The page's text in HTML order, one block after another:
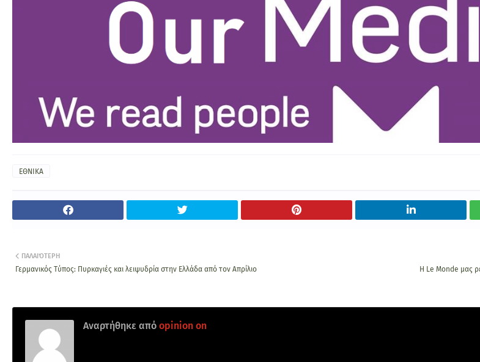
ΕΘΝΙΚΑ
Η Le Monde μας
ΠΑΛΑΙΌΤΕΡΗ
Γερμανικός Τύπος: Πυρκαγιές και λειψυδρία στην Ελλάδα από τον Απρίλιο
Αναρτήθηκε από opinion on